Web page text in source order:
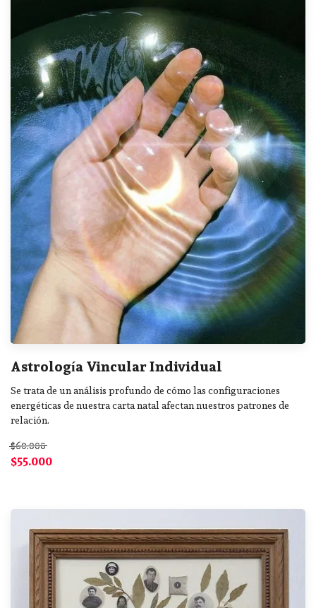
Astrología Vincular Individual
Se trata de un análisis profundo de cómo las configuraciones
energéticas de nuestra carta natal afectan nuestros patrones de
relación.
$60.000
$55.000